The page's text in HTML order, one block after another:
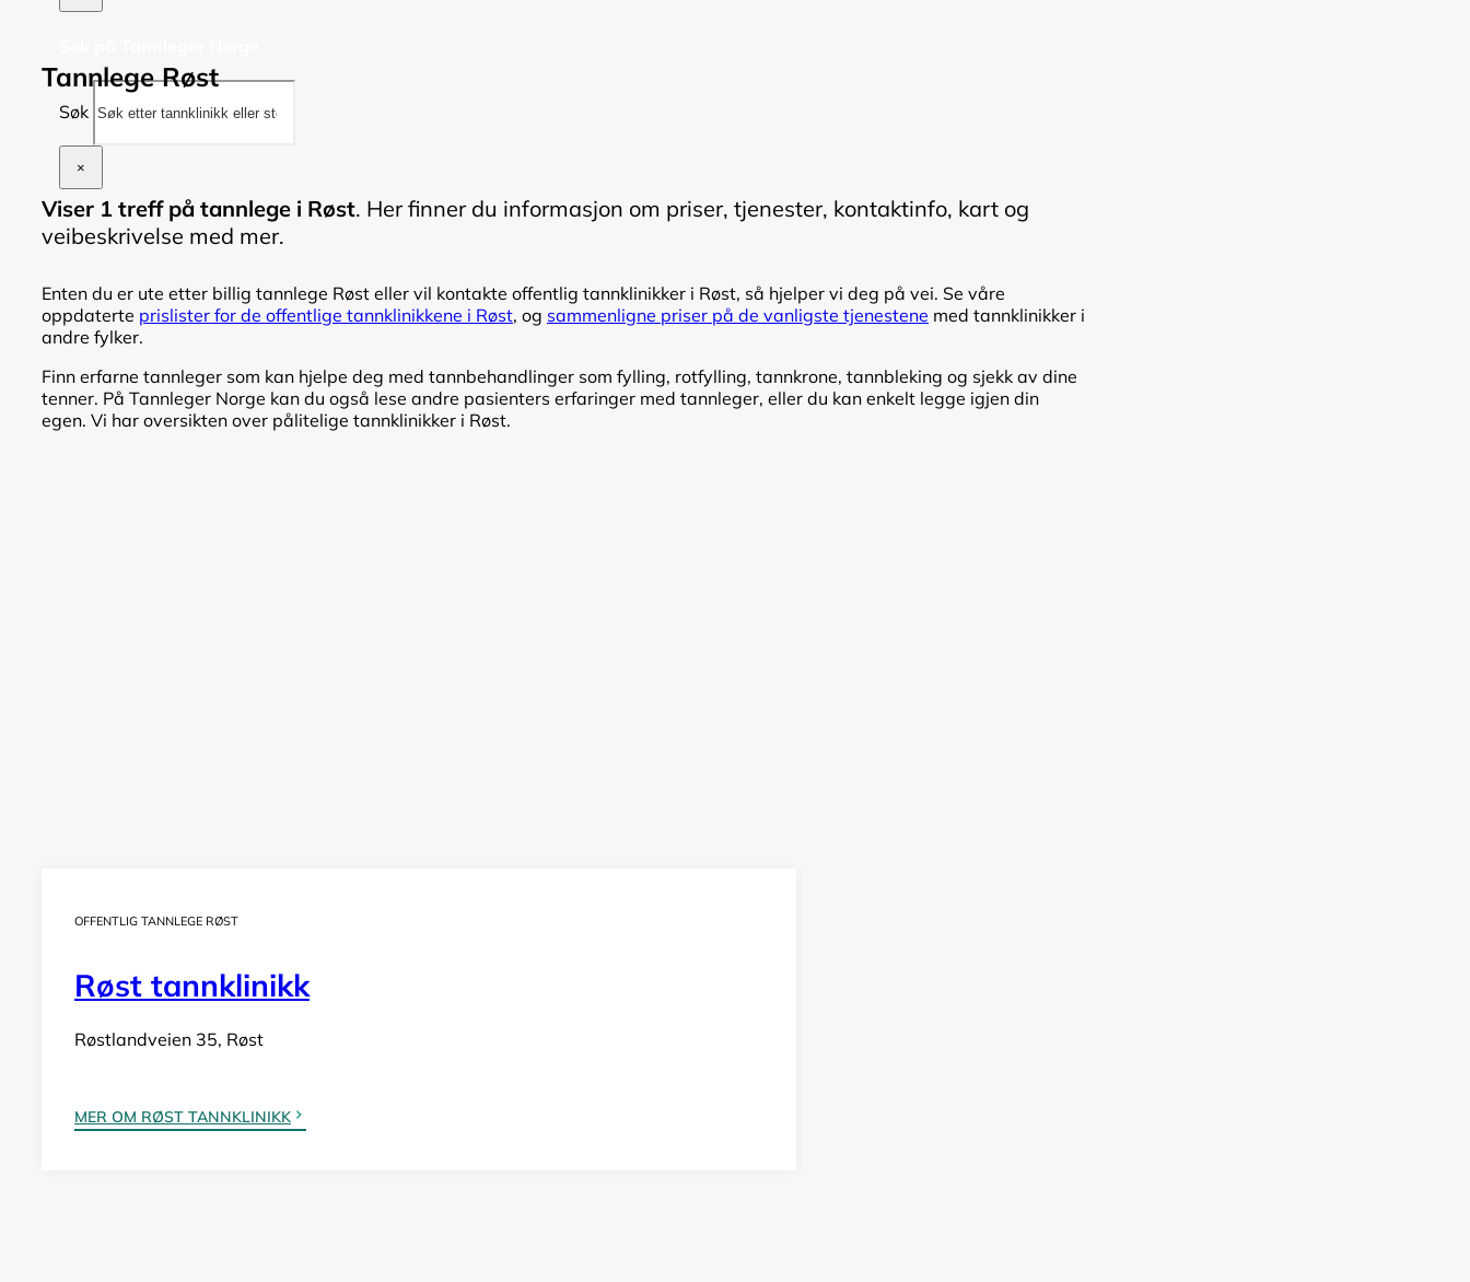
Søk
×
Tannlege Røst
Viser 1 treff på tannlege i Røst. Her finner du informasjon om priser, tjenester, kontaktinfo, kart og
veibeskrivelse med mer.
Enten du er ute etter billig tannlege Røst eller vil kontakte offentlig tannklinikker i Røst, så hjelper vi deg på vei. Se våre
oppdaterte prislister for de offentlige tannklinikkene i Røst, og sammenligne priser på de vanligste tjenestene med tannklinikker i
andre fylker.
Finn erfarne tannleger som kan hjelpe deg med tannbehandlinger som fylling, rotfylling, tannkrone, tannbleking og sjekk av dine
tenner. På Tannleger Norge kan du også lese andre pasienters erfaringer med tannleger, eller du kan enkelt legge igjen din
egen. Vi har oversikten over pålitelige tannklinikker i Røst.
OFFENTLIG TANNLEGE RØST
Røst tannklinikk
Røstlandveien 35, Røst
MER OM RØST TANNKLINIKK